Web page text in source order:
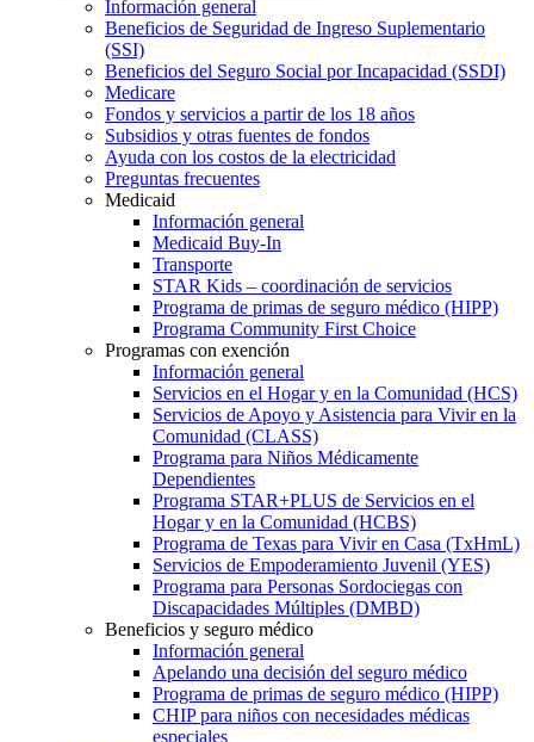
Información general
Beneficios de Seguridad de Ingreso Suplementario
(SSI)
Beneficios del Seguro Social por Incapacidad (SSDI)
Medicare
Fondos y servicios a partir de los 18 años
Subsidios y otras fuentes de fondos
Ayuda con los costos de la electricidad
Preguntas frecuentes
Medicaid
Información general
Medicaid Buy-In
Transporte
STAR Kids – coordinación de servicios
Programa de primas de seguro médico (HIPP)
Programa Community First Choice
Programas con exención
Información general
Servicios en el Hogar y en la Comunidad (HCS)
Servicios de Apoyo y Asistencia para Vivir en la
Comunidad (CLASS)
Programa para Niños Médicamente
Dependientes
Programa STAR+PLUS de Servicios en el
Hogar y en la Comunidad (HCBS)
Programa de Texas para Vivir en Casa (TxHmL)
Servicios de Empoderamiento Juvenil (YES)
Programa para Personas Sordociegas con
Discapacidades Múltiples (DMBD)
Beneficios y seguro médico
Información general
Apelando una decisión del seguro médico
Programa de primas de seguro médico (HIPP)
CHIP para niños con necesidades médicas
especiales